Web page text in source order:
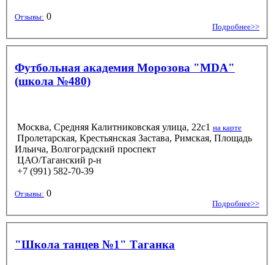
Отзывы: 0
Подробнее>>
Футбольная академия Морозова "MDA"
(школа №480)
Москва, Средняя Калитниковская улица, 22с1 на карте
Пролетарская, Крестьянская Застава, Римская, Площадь
Ильича, Волгоградский проспект
ЦАО/Таганский р-н
+7 (991) 582-70-39
Отзывы: 0
Подробнее>>
"Школа танцев №1" Таганка